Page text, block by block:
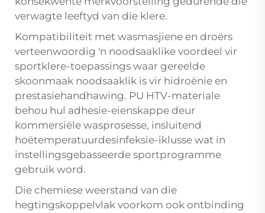
verwagte leeftyd van die klere.
Kompatibiliteit met wasmasjiene en droërs
verteenwoordig 'n noodsaaklike voordeel vir
sportklere-toepassings waar gereelde
skoonmaak noodsaaklik is vir hidroënie en
prestasiehandhawing. PU HTV-materiale
behou hul adhesie-eienskappe deur
kommersiële wasprosesse, insluitend
hoëtemperatuurdesinfeksie-iklusse wat in
instellingsgebasseerde sportprogramme
gebruik word.
Die chemiese weerstand van die
hegtingskoppelvlak voorkom ook ontbinding